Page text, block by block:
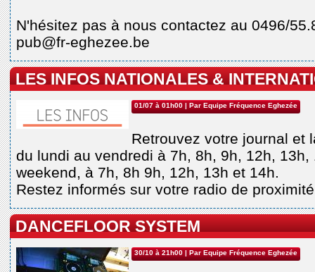
N'hésitez pas à nous contactez au 0496/
pub@fr-eghezee.be
LES INFOS NATIONALES &
01/07 à 01h00 | Par Equipe Fréquence Eghezée
Retrouvez votre journal et
du lundi au vendredi à 7h, 8h, 9h, 12h, 13h,
weekend, à 7h, 8h 9h, 12h, 13h et 14h.
Restez informés sur votre radio de
DANCEFLOOR SYSTEM
30/10 à 21h00 | Par Equipe Fréquence Eghezée